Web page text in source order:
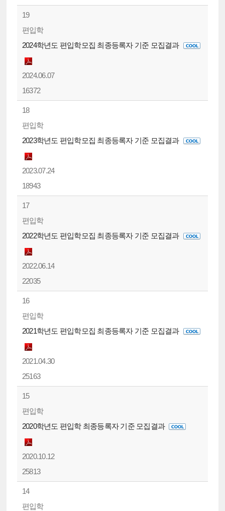
19
편입학
2024학년도 편입학모집 최종등록자 기준 모집결과
2024.06.07
16372
18
편입학
2023학년도 편입학모집 최종등록자 기준 모집결과
2023.07.24
18943
17
편입학
2022학년도 편입학모집 최종등록자 기준 모집결과
2022.06.14
22035
16
편입학
2021학년도 편입학모집 최종등록자 기준 모집결과
2021.04.30
25163
15
편입학
2020학년도 편입학 최종등록자 기준 모집결과
2020.10.12
25813
14
편입학